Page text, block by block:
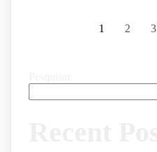
1 2 3